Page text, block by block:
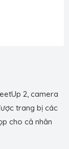
2, camera
trang bị các
cho cả nhân